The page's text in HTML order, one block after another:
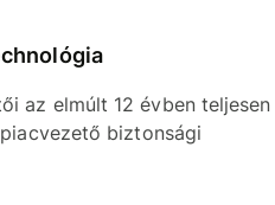
az elmúlt 12 évben teljesen
biztonsági